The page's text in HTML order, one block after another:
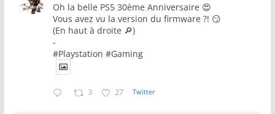
Oh la belle PS5 30ème Anniversaire 😍
Vous avez vu la version du firmware ?! 😏
(En haut à droite 🔎)
-
#Playstation #Gaming
3 27 Twitter